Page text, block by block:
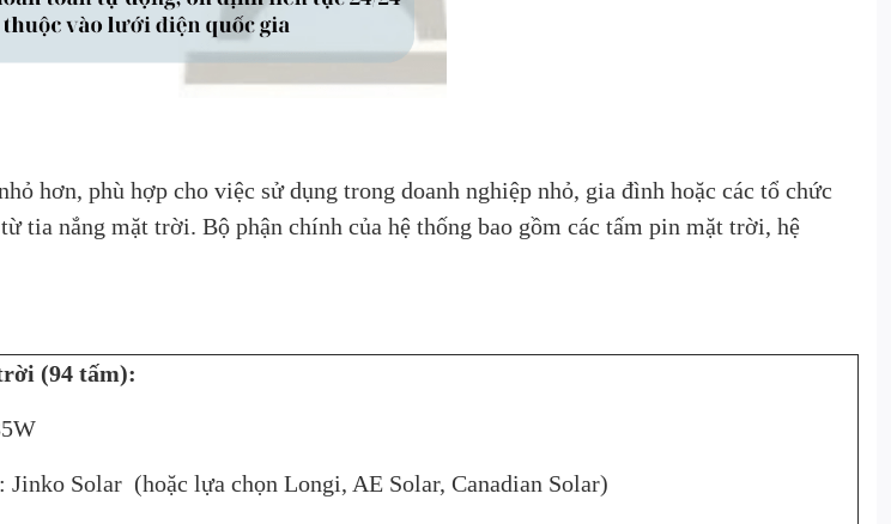
hơn, phù hợp cho việc sử dụng trong doanh nghiệp nhỏ, gia đình hoặc các tổ chức
tia nắng mặt trời. Bộ phận chính của hệ thống bao gồm các tấm pin mặt trời, hệ
(94 tấm):
Jinko Solar (hoặc lựa chọn Longi, AE Solar, Canadian Solar)